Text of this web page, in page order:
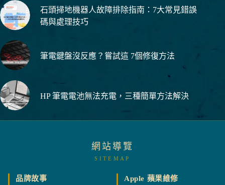
石頭掃地機器人故障排除指南：7大常見錯誤
碼與處理技巧
筆電鍵盤沒反應？嘗試這 7個修復方法
HP 筆電電池無法充電，三種簡單方法解決
網站導覽
SITEMAP
品牌故事 Apple 蘋果維修